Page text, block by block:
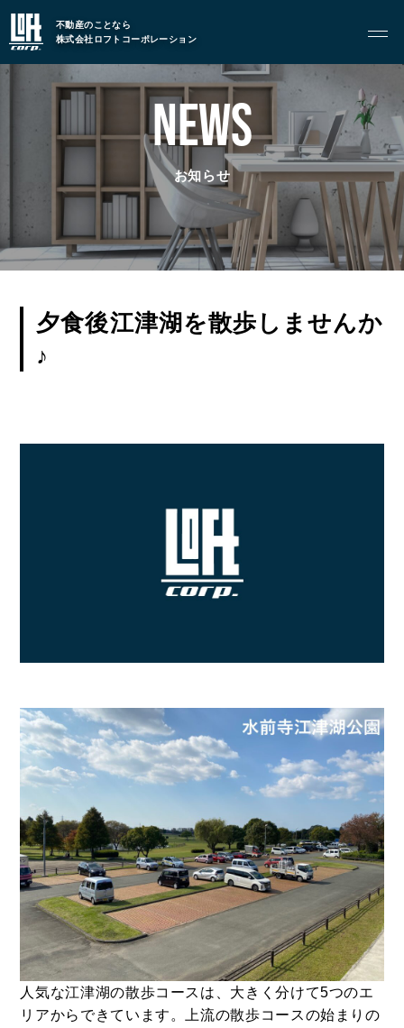
不動産のことなら
株式会社ロフトコーポレーション
GARAGE APART
G BASE
ABOUT 私たちについて
- 会社概要
- スタッフ紹介
FOOD
NEWS
お知らせ
夕食後江津湖を散歩しませんか
♪
人気な江津湖の散歩コースは、大きく分けて5つのエ
リアからできています。上流の散歩コースの始まりの